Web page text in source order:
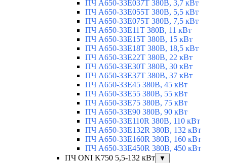
ПЧ A650-33E037T 380В, 3,7 кВт
ПЧ A650-33E055T 380В, 5,5 кВт
ПЧ A650-33E075T 380В, 7,5 кВт
ПЧ A650-33E11T 380В, 11 кВт
ПЧ A650-33E15T 380В, 15 кВт
ПЧ A650-33E18T 380В, 18,5 кВт
ПЧ A650-33E22T 380В, 22 кВт
ПЧ A650-33E30T 380В, 30 кВт
ПЧ A650-33E37T 380В, 37 кВт
ПЧ A650-33E45 380В, 45 кВт
ПЧ A650-33E55 380В, 55 кВт
ПЧ A650-33E75 380В, 75 кВт
ПЧ A650-33E90 380В, 90 кВт
ПЧ A650-33E110R 380В, 110 кВт
ПЧ A650-33E132R 380В, 132 кВт
ПЧ A650-33E160R 380В, 160 кВт
ПЧ A650-33E450R 380В, 450 кВт
ПЧ ONI K750 5,5-132 кВт
▼